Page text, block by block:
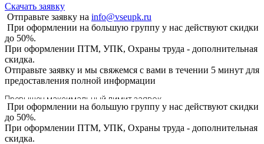
Скачать заявку
Отправьте заявку на info@vseupk.ru
При оформлении на большую группу у нас действуют скидки
до 50%.
При оформлении ПТМ, УПК, Охраны труда - дополнительная
скидка.
Отправьте заявку и мы свяжемся с вами в течении 5 минут для
предоставления полной информации
При оформлении на большую группу у нас действуют скидки
до 50%.
При оформлении ПТМ, УПК, Охраны труда - дополнительная
скидка.